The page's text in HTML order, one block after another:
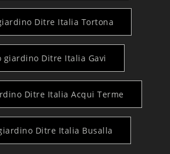
Ditre Italia Tortona
giardino Ditre Italia Gavi
Ditre Italia Acqui Terme
Ditre Italia Busalla